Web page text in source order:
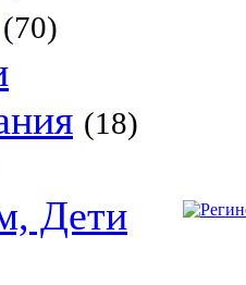
(70)
(18)
Дети